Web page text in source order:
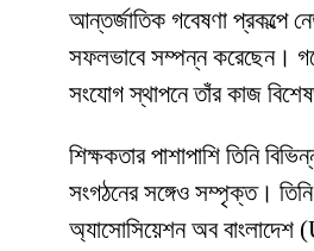
আন্তর্জাতিক গবেষণা প্রকল্পে
সফলভাবে সম্পন্ন করেছেন।
সংযোগ স্থাপনে তাঁর কাজ
শিক্ষকতার পাশাপাশি তিনি
সংগঠনের সঙ্গেও সম্পৃক্ত। তিনি
অ্যাসোসিয়েশন অব বাংলাদেশ